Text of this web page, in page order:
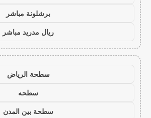
برشلونة مباشر
ريال مدريد مباشر
سطحة الرياض
سطحه
سطحة بين المدن